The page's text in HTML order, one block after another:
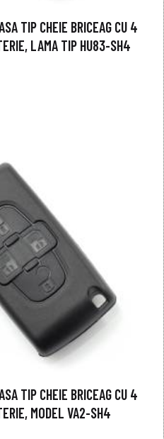
TIP CHEIE BRICEAG CU 4
LAMA TIP HU83-SH4
TIP CHEIE BRICEAG CU 4
MODEL VA2-SH4